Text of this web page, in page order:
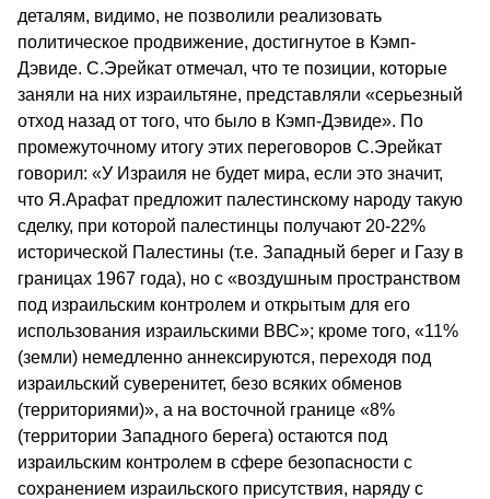
деталям, видимо, не позволили реализовать
политическое продвижение, достигнутое в Кэмп-
Дэвиде. С.Эрейкат отмечал, что те позиции, которые
заняли на них израильтяне, представляли «серьезный
отход назад от того, что было в Кэмп-Дэвиде». По
промежуточному итогу этих переговоров С.Эрейкат
говорил: «У Израиля не будет мира, если это значит,
что Я.Арафат предложит палестинскому народу такую
сделку, при которой палестинцы получают 20-22%
исторической Палестины (т.е. Западный берег и Газу в
границах 1967 года), но с «воздушным пространством
под израильским контролем и открытым для его
использования израильскими ВВС»; кроме того, «11%
(земли) немедленно аннексируются, переходя под
израильский суверенитет, безо всяких обменов
(территориями)», а на восточной границе «8%
(территории Западного берега) остаются под
израильским контролем в сфере безопасности с
сохранением израильского присутствия, наряду с